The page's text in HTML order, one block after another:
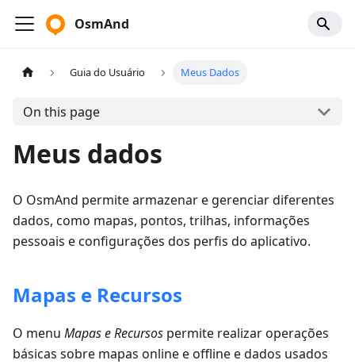
OsmAnd
Guia do Usuário Meus Dados
On this page
Meus dados
O OsmAnd permite armazenar e gerenciar diferentes
dados, como mapas, pontos, trilhas, informações
pessoais e configurações dos perfis do aplicativo.
Mapas e Recursos
O menu Mapas e Recursos permite realizar operações
básicas sobre mapas online e offline e dados usados